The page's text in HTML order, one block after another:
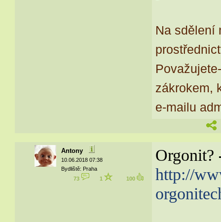
Na sdělení
zákrokem,
e-mailu
Antony
10.06.2018 07:38
Bydliště: Praha
73
1 100
Orgonit?
http://